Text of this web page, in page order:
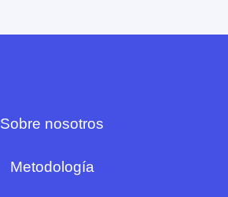
Sobre nosotros
Metodología